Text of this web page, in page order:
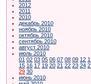
2012
2011
2010
декабрь 2010
ноябрь 2010
октябрь 2010
сентябрь 2010
август 2010
июль 2010
01 02 03 05 06 07 08 09 12
15 16 17 19 20 21 22 23 24
29 30
июнь 2010